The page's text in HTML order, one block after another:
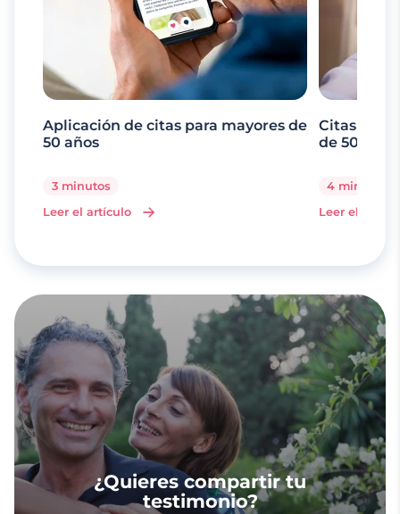
Aplicación de citas para mayores de
50 años
3 minutos
Leer el artículo
Citas
de 50 en
4 minutos
Leer el
¿Quieres compartir tu
testimonio?